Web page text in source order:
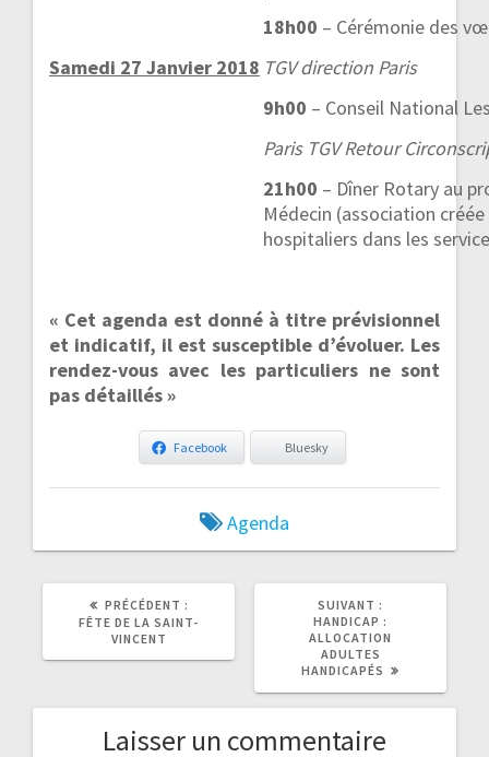
18h00 – Cérémonie des
Samedi 27 Janvier 2018 TGV direction Paris
9h00 – Conseil National
Paris TGV Retour
21h00 – Dîner Rotary au
Médecin (association
hospitaliers dans les
« Cet agenda est donné à titre prévisionnel
et indicatif, il est susceptible d’évoluer. Les
rendez-vous avec les particuliers ne sont
pas détaillés »
Facebook Bluesky
Agenda
PRÉCÉDENT :
ARTICLE
PRÉCÉDENT
FÊTE DE LA SAINT-
VINCENT
SUIVANT :
ARTICLE
HANDICAP :
ALLOCATION
ADULTES
HANDICAPÉS
Laisser un commentaire